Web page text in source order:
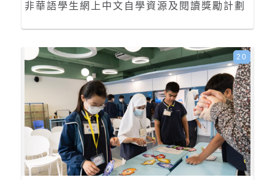
非華語學生網上中文自學資源及閱讀獎勵計劃
20